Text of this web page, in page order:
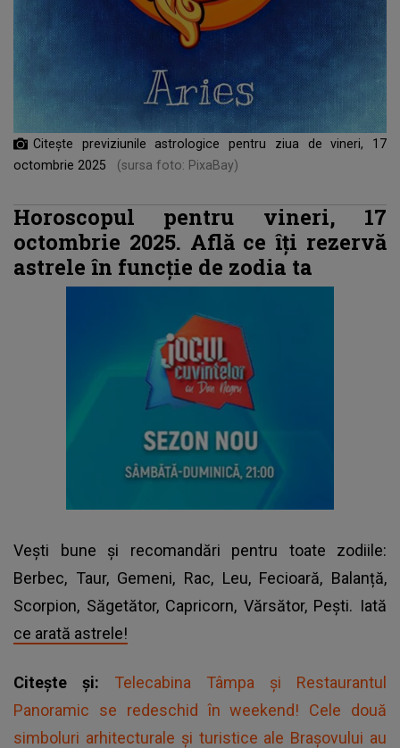
Citește previziunile astrologice pentru ziua de vineri, 17
octombrie 2025
(sursa foto: PixaBay)
Horoscopul pentru vineri, 17
octombrie 2025. Află ce îți rezervă
astrele în funcție de zodia ta
Vești bune și recomandări pentru toate zodiile:
Berbec, Taur, Gemeni, Rac, Leu, Fecioară, Balanță,
Scorpion, Săgetător, Capricorn, Vărsător, Pești. Iată
ce arată astrele!
Citește și: Telecabina Tâmpa și Restaurantul
Panoramic se redeschid în weekend! Cele două
simboluri arhitecturale și turistice ale Brașovului au